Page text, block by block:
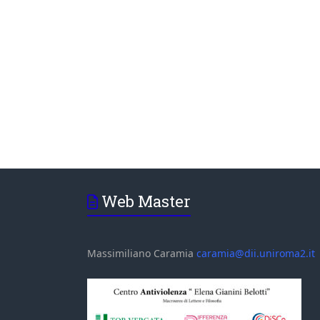
Web Master
Massimiliano Caramia caramia@dii.uniroma2.it